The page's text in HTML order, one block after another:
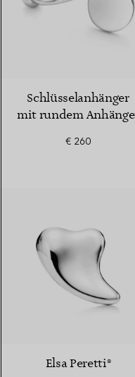
Schlüsselanhänger
mit rundem
€ 260
Elsa Peretti®